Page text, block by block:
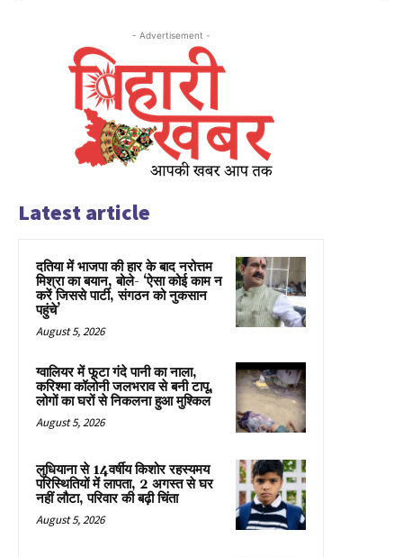
- Advertisement -
Latest article
दतिया में भाजपा की हार के बाद नरोत्तम
मिश्रा का बयान, बोले- ‘ऐसा कोई काम न
करें जिससे पार्टी, संगठन को नुकसान
पहुंचे’
August 5, 2026
ग्वालियर में फूटा गंदे पानी का नाला,
करिश्मा कॉलोनी जलभराव से बनी टापू,
लोगों का घरों से निकलना हुआ मुश्किल
August 5, 2026
लुधियाना से 14वर्षीय किशोर रहस्यमय
परिस्थितियों में लापता, 2 अगस्त से घर
नहीं लौटा, परिवार की बढ़ी चिंता
August 5, 2026